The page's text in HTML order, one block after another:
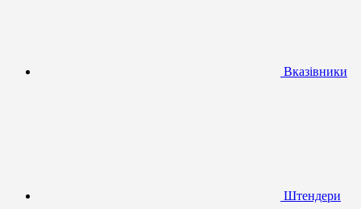
Вказівники
Штендери